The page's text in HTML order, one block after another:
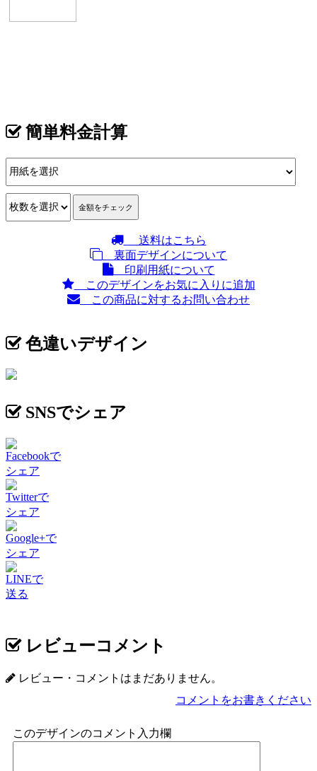
簡単料金計算
送料はこちら
裏面デザインについて
印刷用紙について
このデザインをお気に入りに追加
この商品に対するお問い合わせ
色違いデザイン
SNSでシェア
Facebookで
シェア
Twitterで
シェア
Google+で
シェア
LINEで
送る
レビューコメント
レビュー・コメントはまだありません。
コメントをお書きください
このデザインのコメント入力欄